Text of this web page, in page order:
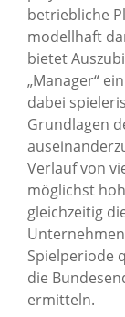
betriebliche
modellhaft
bietet
„Manager“
dabei
Grundlagen
Verlauf von
möglichst
gleichzeitig
Spielperiode
die
ermitteln.